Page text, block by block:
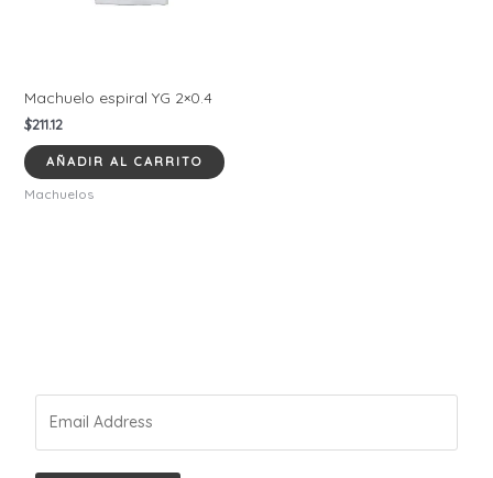
Machuelo espiral YG 2×0.4
$211.12
AÑADIR AL CARRITO
Machuelos